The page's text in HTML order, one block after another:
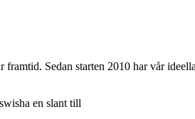
framtid. Sedan starten 2010 har vår
en slant till